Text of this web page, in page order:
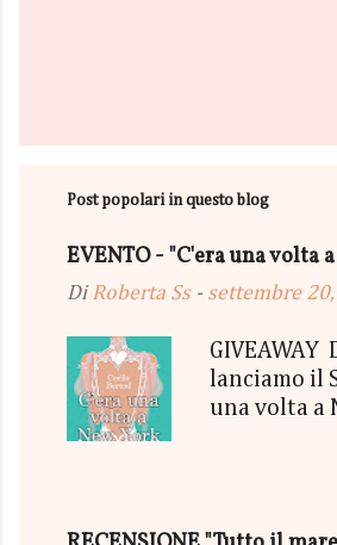
o
a
n
o
m
e
n
t
o
Post popolari in questo blog
EVENTO - "C'era una volta
DiRoberta Ss - settembre
lanciamo il
una volta a
"tutto ma